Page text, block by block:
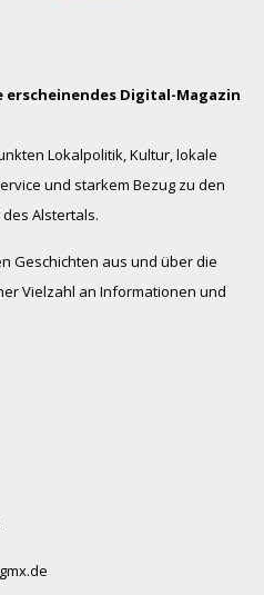
erscheinendes Digital-Magazin
Lokalpolitik, Kultur, lokale
und starkem Bezug zu den
Alstertals.
Geschichten aus und über die
Vielzahl an Informationen und